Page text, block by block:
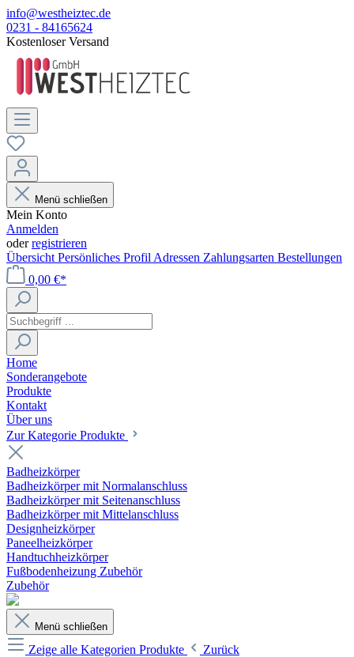
info@westheiztec.de
0231 - 84165624
Kostenloser Versand
Menü schließen
Mein Konto
Anmelden
oderregistrieren
Übersicht Persönliches Profil Adressen Zahlungsarten Bestellungen
0,00 €*
Home
Sonderangebote
Produkte
Kontakt
Über uns
Zur Kategorie Produkte
Badheizkörper
Badheizkörper mit Normalanschluss
Badheizkörper mit Seitenanschluss
Badheizkörper mit Mittelanschluss
Designheizkörper
Paneelheizkörper
Handtuchheizkörper
Fußbodenheizung Zubehör
Zubehör
Menü schließen
Zeige alle Kategorien Produkte
Zurück